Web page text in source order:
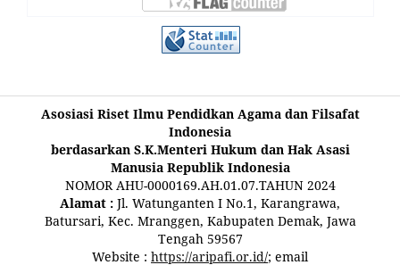
Asosiasi Riset Ilmu Pendidkan Agama dan Filsafat
Indonesia
berdasarkan S.K.Menteri Hukum dan Hak Asasi
Manusia Republik Indonesia
NOMOR AHU-0000169.AH.01.07.TAHUN 2024
Alamat : Jl. Watunganten I No.1, Karangrawa,
Batursari, Kec. Mranggen, Kabupaten Demak, Jawa
Tengah 59567
Website : https://aripafi.or.id/; email